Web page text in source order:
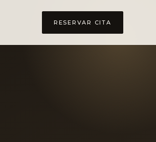
RESERVAR CITA